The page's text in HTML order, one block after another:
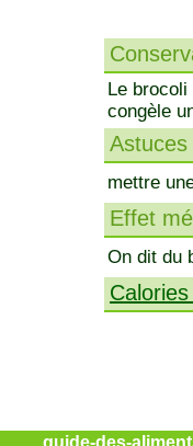
Le
congèle
Astuces
mettre
Effet
On dit du
guide-des-